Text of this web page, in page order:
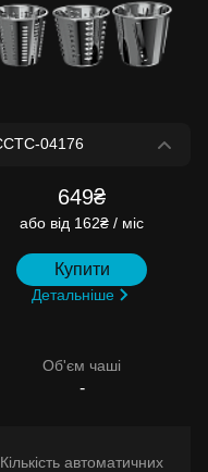
649₴
або від 162₴ / міс
Купити
Детальніше
Об'єм чаші
-
Кількість автоматичних